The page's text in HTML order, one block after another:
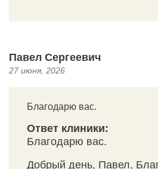
Павел Сергеевич
27 июня, 2026
Благодарю вас.
Ответ клиники:
Благодарю вас.
Добрый день, Павел,